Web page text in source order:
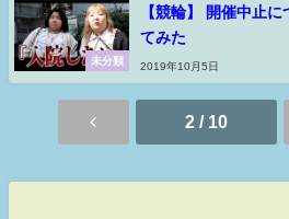
未分類
【競輪】 開催中止
てみた
2019年10月5日
2 / 10